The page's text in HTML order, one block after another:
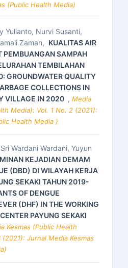
(Public Health Media)
Yulianto, Nurvi Susanti,
Zaman, KUALITAS AIR
PEMBUANGAN SAMPAH
TEMBILAHAN
GROUNDWATER QUALITY
COLLECTIONS IN
VILLAGE IN 2020 , Media
Media): Vol. 1 No. 2 (2021):
Health Media )
Wardani Wardani, Yuyun
KEJADIAN DEMAM
(DBD) DI WILAYAH KERJA
SEKAKI TAHUN 2019-
OF DENGUE
(DHF) IN THE WORKING
PAYUNG SEKAKI
Kesmas (Public Health
Jurnal Media Kesmas